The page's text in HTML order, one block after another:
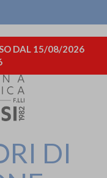
DAL 15/08/2026
DI